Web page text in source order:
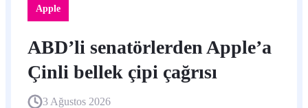
Apple
ABD’li senatörlerden Apple’a
Çinli bellek çipi çağrısı
3 Ağustos 2026